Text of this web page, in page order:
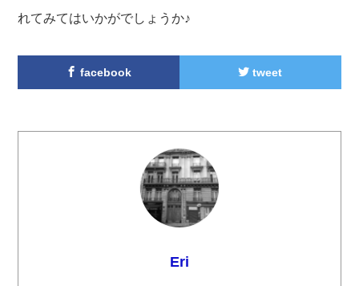
れてみてはいかがでしょうか♪
facebook tweet
Eri